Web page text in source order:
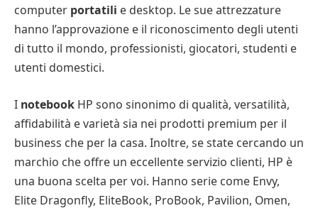
computer portatili e desktop. Le sue attrezzature
hanno l’approvazione e il riconoscimento degli utenti
di tutto il mondo, professionisti, giocatori, studenti e
utenti domestici.
I notebook HP sono sinonimo di qualità, versatilità,
affidabilità e varietà sia nei prodotti premium per il
business che per la casa. Inoltre, se state cercando un
marchio che offre un eccellente servizio clienti, HP è
una buona scelta per voi. Hanno serie come Envy,
Elite Dragonfly, EliteBook, ProBook, Pavilion, Omen,